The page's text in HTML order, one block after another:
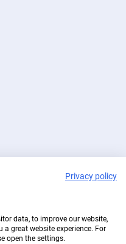
Privacy policy
data, to improve our website,
great website experience. For
open the settings.